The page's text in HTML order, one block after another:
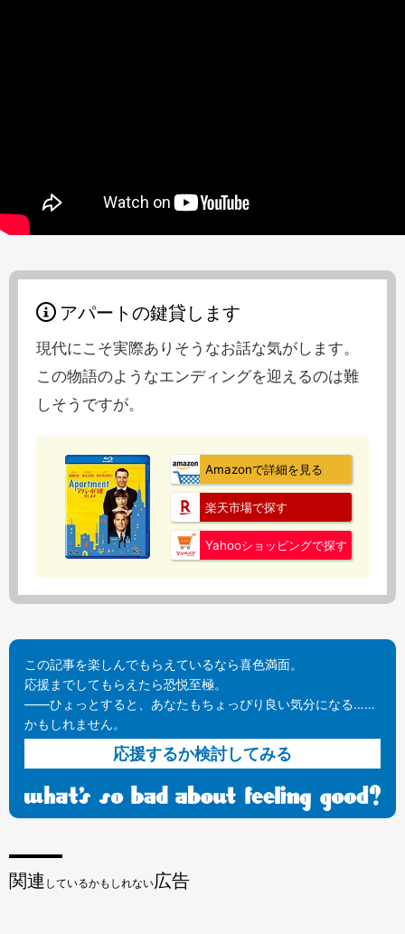
アパートの鍵貸します
現代にこそ実際ありそうなお話な気がします。
この物語のようなエンディングを迎えるのは難
しそうですが。
Amazonで詳細を見る
楽天市場で探す
Yahooショッピングで探す
この記事を楽しんでもらえているなら喜色満面。
応援までしてもらえたら恐悦至極。
——ひょっとすると、あなたもちょっぴり良い気分になる……
かもしれません。
応援するか検討してみる
関連 しているかもしれない広告